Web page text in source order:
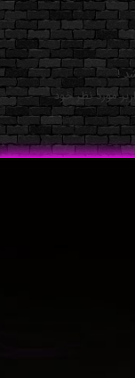
!
مورد نظر خود